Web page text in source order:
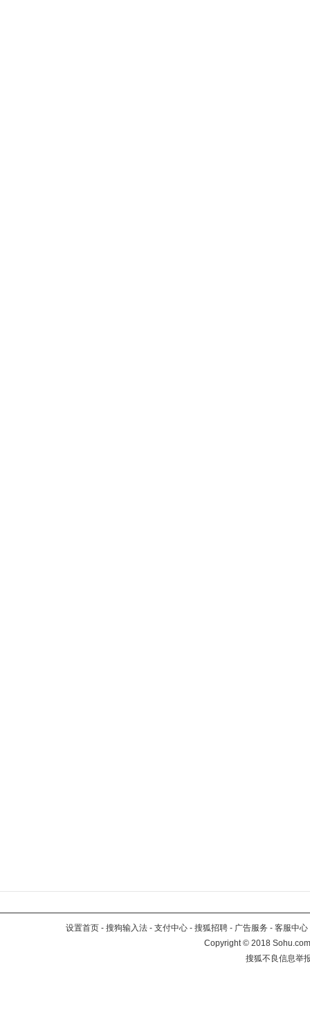
设置首页 - 搜狗输入法 - 支付中心 - 搜狐招聘 - 广告服务 - 客服中心
Copyright©2018
搜狐不良信息举